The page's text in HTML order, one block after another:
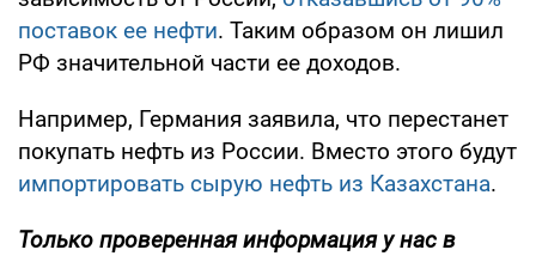
поставок ее нефти. Таким образом он лишил
РФ значительной части ее доходов.
Например, Германия заявила, что перестанет
покупать нефть из России. Вместо этого будут
импортировать сырую нефть из Казахстана.
Только проверенная информация у нас в